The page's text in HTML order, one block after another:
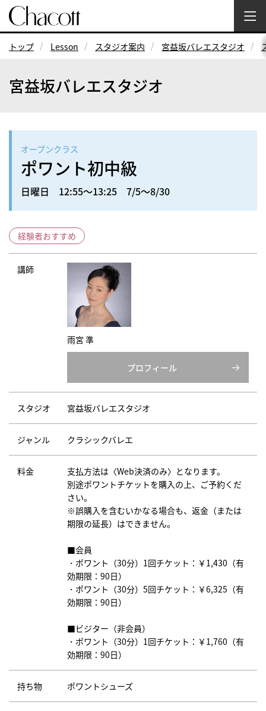
トップ Lesson スタジオ案内 宮益坂バレエスタジオ
宮益坂バレエスタジオ
オープンクラス
ポワント初中級
日曜日 12:55～13:25 7/5～8/30
経験者おすすめ
講師
雨宮 準
プロフィール
スタジオ 宮益坂バレエスタジオ
ジャンル クラシックバレエ
料金
支払方法は〈Web決済のみ〉となります。
別途ポワントチケットを購入の上、ご予約くだ
さい。
※誤購入を含むいかなる場合も、返金（または
期限の延長）はできません。
■会員
・ポワント（30分）1回チケット：￥1,430（有
効期限：90日）
・ポワント（30分）5回チケット：￥6,325（有
効期限：90日）
■ビジター（非会員）
・ポワント（30分）1回チケット：￥1,760（有
効期限：90日）
持ち物 ポワントシューズ